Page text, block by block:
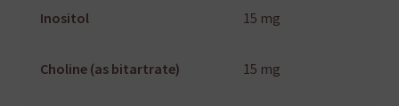
Inositol 15 mg
Choline (as bitartrate) 15 mg